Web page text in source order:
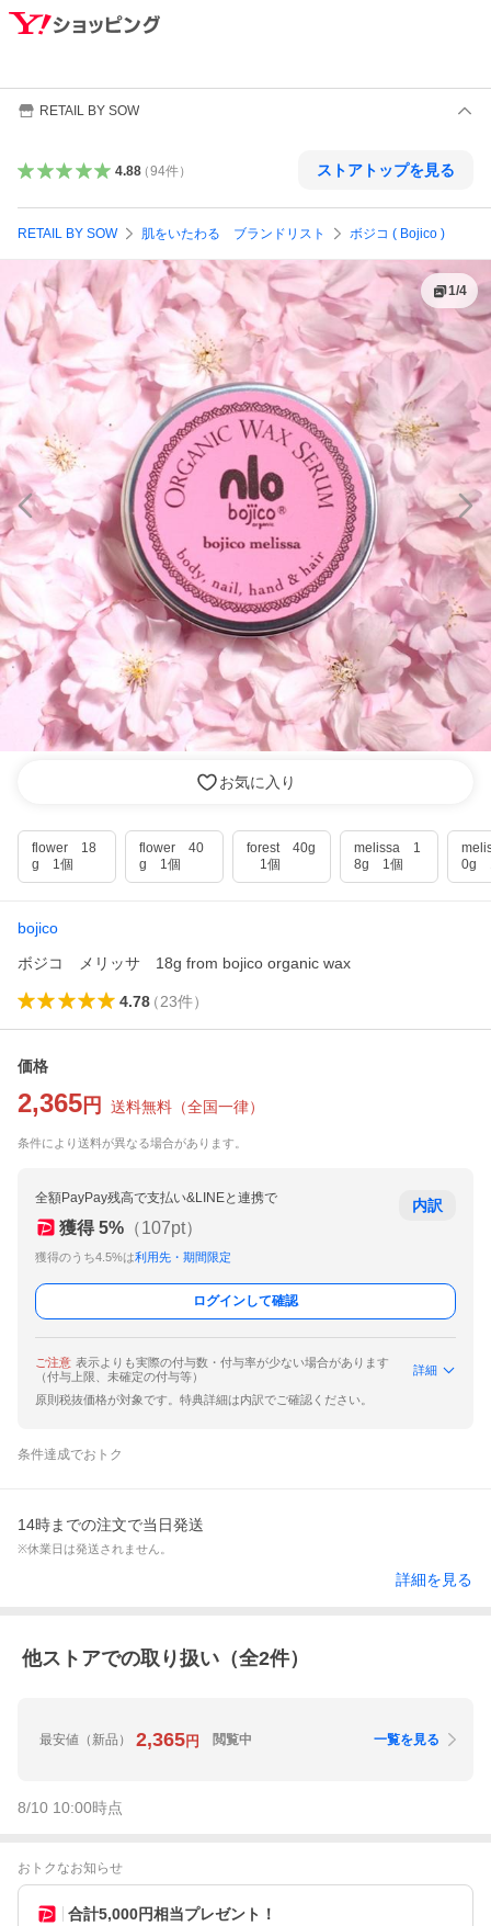
RETAIL BY SOW
4.88（94件） ストアトップを見る
RETAIL BY SOW 肌をいたわる ブランドリスト ボジコ ( Bojico )
1/4
お気に入り
flower 18
g 1個
flower 40
g 1個
forest 40g
1個
melissa 1
8g 1個
0g
bojico
ボジコ メリッサ 18g from bojico organic wax
4.78（23件）
価格
2,365 円 送料無料 （全国一律）
条件により送料が異なる場合があります。
全額PayPay残高で支払い&LINEと連携で
獲得 5% （107pt）
獲得のうち4.5%は利用先・期間限定
内訳
ログインして確認
ご注意 表示よりも実際の付与数・付与率が少ない場合があります
（付与上限、未確定の付与等）
詳細
原則税抜価格が対象です。特典詳細は内訳でご確認ください。
条件達成でおトク
14時までの注文で当日発送
※休業日は発送されません。
詳細を見る
他ストアでの取り扱い（全2件）
最安値 （新品） 2,365円 閲覧中 一覧を見る
8/10 10:00時点
おトクなお知らせ
合計5,000円相当プレゼント！